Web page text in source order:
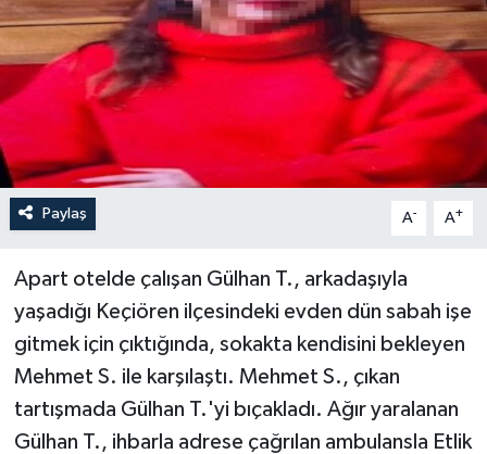
Paylaş A- A+
Apart otelde çalışan Gülhan T., arkadaşıyla
yaşadığı Keçiören ilçesindeki evden dün sabah işe
gitmek için çıktığında, sokakta kendisini bekleyen
Mehmet S. ile karşılaştı. Mehmet S., çıkan
tartışmada Gülhan T.'yi bıçakladı. Ağır yaralanan
Gülhan T., ihbarla adrese çağrılan ambulansla Etlik